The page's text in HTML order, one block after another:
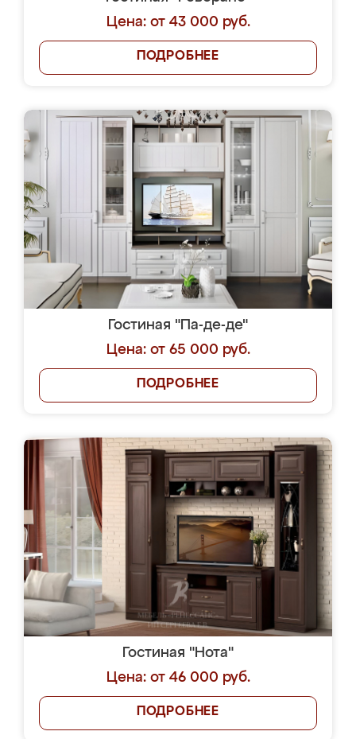
Цена: от 43 000 руб.
ПОДРОБНЕЕ
Гостиная "Па-де-де"
Цена: от 65 000 руб.
ПОДРОБНЕЕ
Гостиная "Нота"
Цена: от 46 000 руб.
ПОДРОБНЕЕ